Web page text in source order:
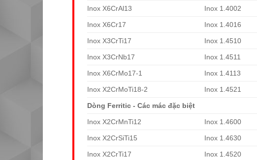
Inox X6CrAl13 Inox 1.4002
Inox X6Cr17 Inox 1.4016
Inox X3CrTi17 Inox 1.4510
Inox X3CrNb17 Inox 1.4511
Inox X6CrMo17-1 Inox 1.4113
Inox X2CrMoTi18-2 Inox 1.4521
Dòng Ferritic - Các mác đặc biệt
Inox X2CrMnTi12 Inox 1.4600
Inox X2CrSiTi15 Inox 1.4630
Inox X2CrTi17 Inox 1.4520